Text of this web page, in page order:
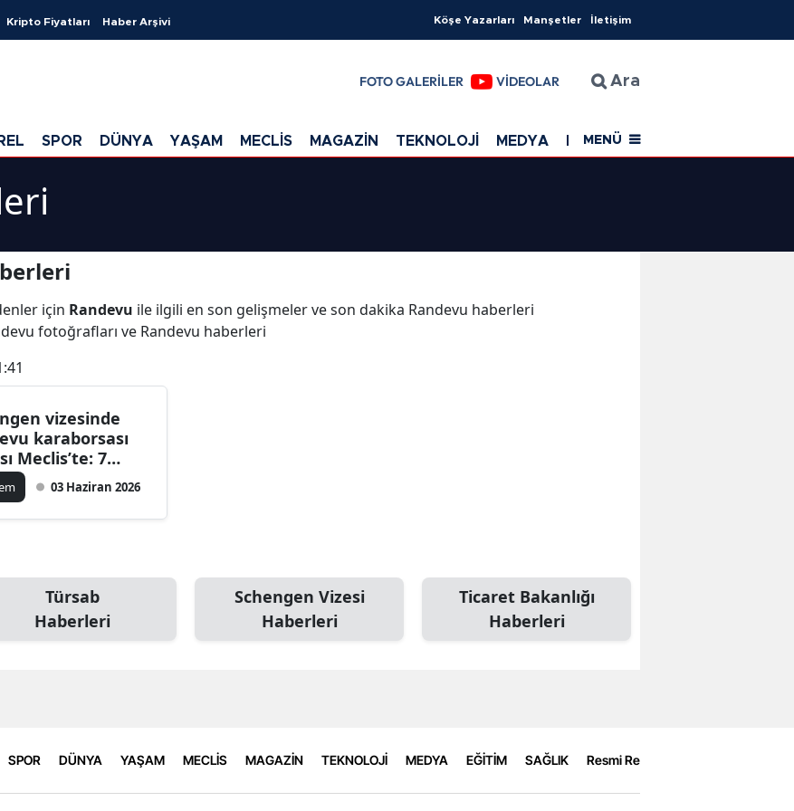
Kripto Fiyatları Haber Arşivi Köşe Yazarları Manşetler İletişim
FOTO GALERİLER VİDEOLAR Ara
SPOR DÜNYA YAŞAM MECLİS MAGAZİN TEKNOLOJİ MEDYA EĞİTİM SAĞLIK
MENÜ
için Randevu ile ilgili en son gelişmeler ve son dakika Randevu haberleri
fotoğrafları ve Randevu haberleri
vizesinde
karaborsası
Meclis’te: 7
incelemeye03 Haziran 2026
Türsab
Haberleri
Schengen Vizesi
Haberleri
Ticaret Bakanlığı
Haberleri
SPOR DÜNYA YAŞAM MECLİS MAGAZİN TEKNOLOJİ MEDYA EĞİTİM SAĞLIK Resmi Reklamlar